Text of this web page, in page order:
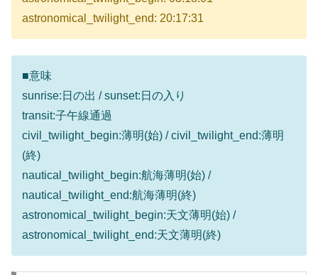
astronomical_twilight_end: 20:17:31
■意味
sunrise:日の出 / sunset:日の入り
transit:子午線通過
civil_twilight_begin:薄明(始) / civil_twilight_end:薄明
(終)
nautical_twilight_begin:航海薄明(始) /
nautical_twilight_end:航海薄明(終)
astronomical_twilight_begin:天文薄明(始) /
astronomical_twilight_end:天文薄明(終)